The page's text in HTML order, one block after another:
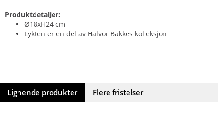
Produktdetaljer:
Ø18xH24 cm
Lykten er en del av Halvor Bakkes kolleksjon
Lignende produkter Flere fristelser